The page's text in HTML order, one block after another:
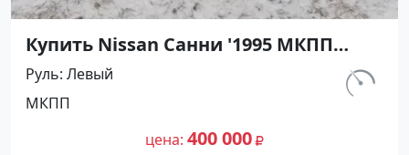
Купить Nissan Санни '1995 МКПП
(1400/90 л.с.) Бензин карбюратор
Абинск цвет Серебристый Седан по
цене 400000 рублей, объявление
№27476 на сайте Авторынок23
Руль Левый
МКПП
цена 400 000